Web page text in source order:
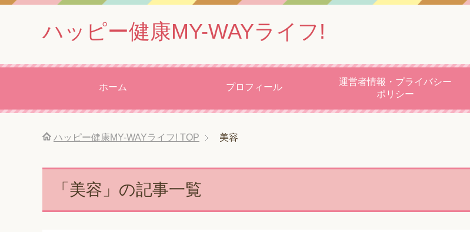
ハッピー健康MY-WAYライフ!
ホーム プロフィール
運営者情報・プライバシー
ポリシー
ハッピー健康MY-WAYライフ! TOP 美容
「美容」の記事一覧